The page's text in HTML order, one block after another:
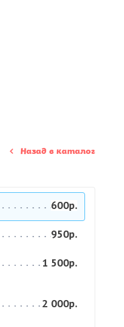
Назад в каталог
600р.
950р.
1 500р.
2 000р.